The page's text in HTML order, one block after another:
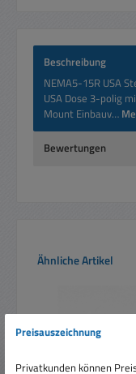
Beschreibung
NEMA5-15R USA
USA Dose 3-polig
Mount Einbauv…
Bewertungen
Produktgalerie
Ähnliche Artikel
Preisauszeichnung
Privatkunden können